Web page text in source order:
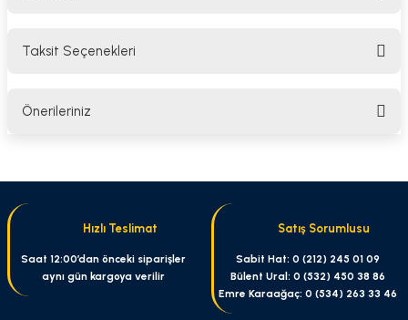
Taksit Seçenekleri
Önerileriniz
Görüş ve önerileriniz için teşekkür ederiz.
Ürün resmi kalitesiz, bozuk veya görüntülenemiyor.
Ürün açıklamasında eksik bilgiler bulunuyor.
Hızlı Teslimat
Saat 12:00’dan önceki siparişler
aynı gün kargoya verilir
Satış Sorumlusu
Sabit Hat: 0 (212) 245 01 09
Bülent Ural: 0 (532) 450 38 86
Emre Karaağaç: 0 (534) 263 33 46